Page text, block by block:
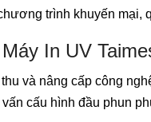
trình khuyến mại,
In UV
và nâng cấp công
cấu hình đầu phun